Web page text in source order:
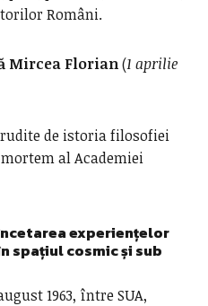
Români.
Mircea Florian(1 aprilie
de istoria filosofiei
al Academiei
experiențelor
spațiul cosmic și sub
1963, între SUA,